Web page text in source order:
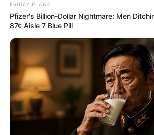
FRIDAY PLANS
Pfizer's Billion-Dollar Nightmare: Men
87¢ Aisle 7 Blue Pill